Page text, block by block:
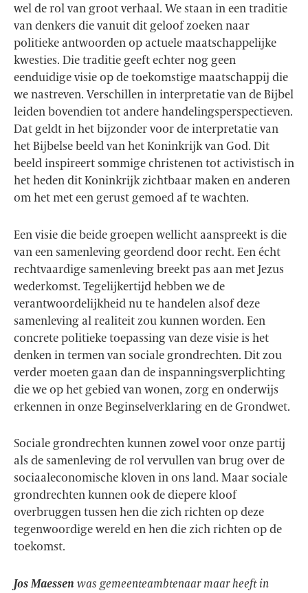
wel de rol van groot verhaal. We staan in een traditie
van denkers die vanuit dit geloof zoeken naar
politieke antwoorden op actuele maatschappelijke
kwesties. Die traditie geeft echter nog geen
eenduidige visie op de toekomstige maatschappij die
we nastreven. Verschillen in interpretatie van de Bijbel
leiden bovendien tot andere handelingsperspectieven.
Dat geldt in het bijzonder voor de interpretatie van
het Bijbelse beeld van het Koninkrijk van God. Dit
beeld inspireert sommige christenen tot activistisch in
het heden dit Koninkrijk zichtbaar maken en anderen
om het met een gerust gemoed af te wachten.
Een visie die beide groepen wellicht aanspreekt is die
van een samenleving geordend door recht. Een écht
rechtvaardige samenleving breekt pas aan met Jezus
wederkomst. Tegelijkertijd hebben we de
verantwoordelijkheid nu te handelen alsof deze
samenleving al realiteit zou kunnen worden. Een
concrete politieke toepassing van deze visie is het
denken in termen van sociale grondrechten. Dit zou
verder moeten gaan dan de inspanningsverplichting
die we op het gebied van wonen, zorg en onderwijs
erkennen in onze Beginselverklaring en de Grondwet.
Sociale grondrechten kunnen zowel voor onze partij
als de samenleving de rol vervullen van brug over de
sociaaleconomische kloven in ons land. Maar sociale
grondrechten kunnen ook de diepere kloof
overbruggen tussen hen die zich richten op deze
tegenwoordige wereld en hen die zich richten op de
toekomst.
Jos Maessen was gemeenteambtenaar maar heeft in